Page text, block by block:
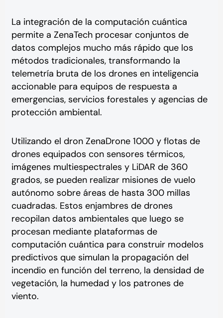
La integración de la computación cuántica
permite a ZenaTech procesar conjuntos de
datos complejos mucho más rápido que los
métodos tradicionales, transformando la
telemetría bruta de los drones en inteligencia
accionable para equipos de respuesta a
emergencias, servicios forestales y agencias de
protección ambiental.
Utilizando el dron ZenaDrone 1000 y flotas de
drones equipados con sensores térmicos,
imágenes multiespectrales y LiDAR de 360
grados, se pueden realizar misiones de vuelo
autónomo sobre áreas de hasta 300 millas
cuadradas. Estos enjambres de drones
recopilan datos ambientales que luego se
procesan mediante plataformas de
computación cuántica para construir modelos
predictivos que simulan la propagación del
incendio en función del terreno, la densidad de
vegetación, la humedad y los patrones de
viento.